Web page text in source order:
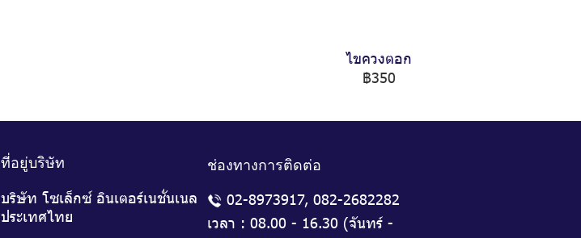
ไขควงตอก
฿350
ที่อยู่บริษัท
บริษัท โซเล็กซ์ อินเตอร์เนชั่นเนล
ประเทศไทย
ช่องทางการติดต่อ
02-8973917, 082-2682282
เวลา : 08.00 - 16.30 (จันทร์ -